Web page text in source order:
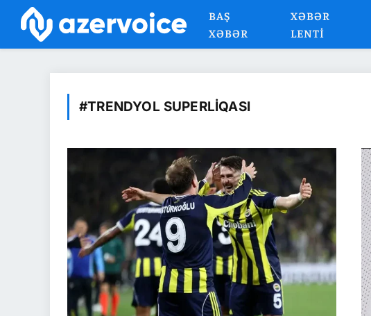
BAŞ
XƏBƏR
XƏBƏR
LENTI
#TRENDYOL SUPERLIQASI